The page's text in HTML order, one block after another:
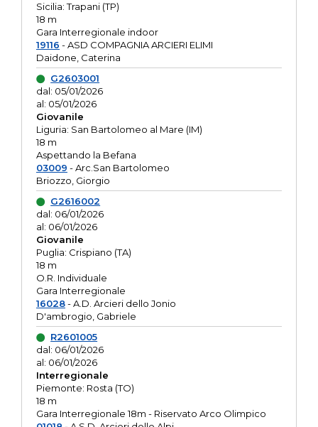
Sicilia: Trapani (TP)
18 m
Gara Interregionale indoor
19116 - ASD COMPAGNIA ARCIERI ELIMI
Daidone, Caterina
G2603001
dal: 05/01/2026
al: 05/01/2026
Giovanile
Liguria: San Bartolomeo al Mare (IM)
18 m
Aspettando la Befana
03009 - Arc.San Bartolomeo
Briozzo, Giorgio
G2616002
dal: 06/01/2026
al: 06/01/2026
Giovanile
Puglia: Crispiano (TA)
18 m
O.R. Individuale
Gara Interregionale
16028- A.D. Arcieri dello Jonio
D'ambrogio, Gabriele
R2601005
dal: 06/01/2026
al: 06/01/2026
Interregionale
Piemonte: Rosta (TO)
18 m
Gara Interregionale 18m - Riservato Arco Olimpico